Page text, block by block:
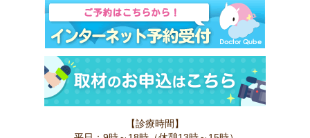
【診療時間】